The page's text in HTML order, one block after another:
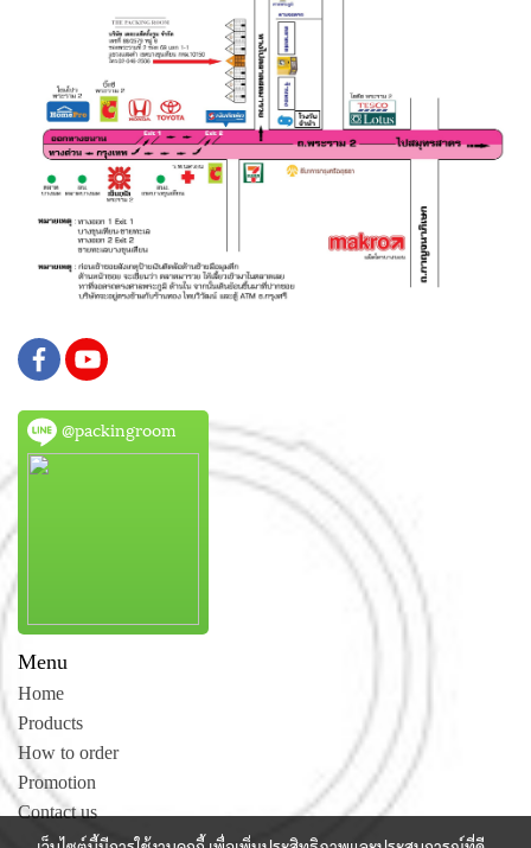
@packingroom
Menu
Home
Products
How to order
Promotion
Contact us